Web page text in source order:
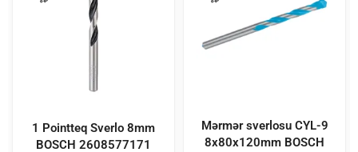
1 Pointteq Sverlo 8mm
BOSCH 2608577171
Mərmər sverlosu CYL-9
8x80x120mm BOSCH